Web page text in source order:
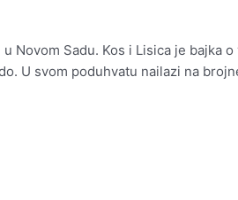
Novom Sadu. Kos i Lisica je
U svom poduhvatu nailazi na